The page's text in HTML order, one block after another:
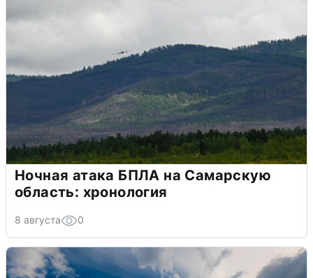
Ночная атака БПЛА на Самарскую
область: хронология
8 августа 0